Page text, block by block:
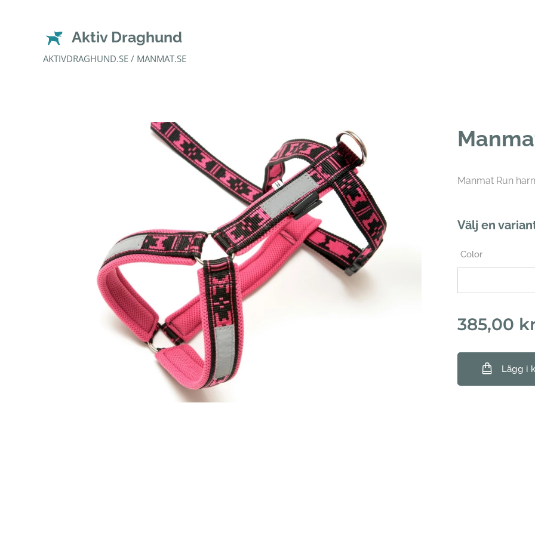
Aktiv Draghund
AKTIVDRAGHUND.SE / MANMAT.SE
Manmat Run
Välj en
Color
385,00
Lägg i